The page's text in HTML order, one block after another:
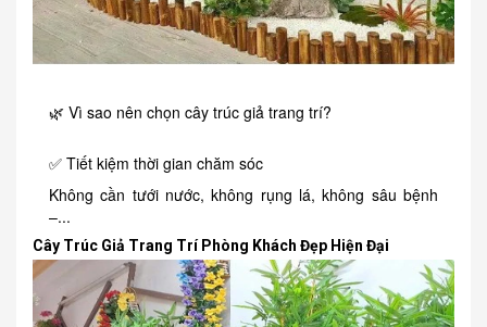
🌿 Vì sao nên chọn cây trúc giả trang trí?
✅ Tiết kiệm thời gian chăm sóc
Không cần tưới nước, không rụng lá, không sâu bệnh
–...
Cây Trúc Giả Trang Trí Phòng Khách Đẹp Hiện Đại